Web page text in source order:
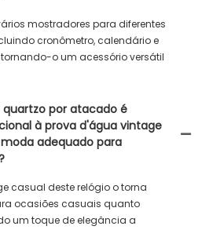
mostradores para diferentes
cronômetro, calendário e
o um acessório versátil
quartzo por atacado é
à prova d'água vintage
adequado para
casual deste relógio o torna
ocasiões casuais quanto
um toque de elegância a